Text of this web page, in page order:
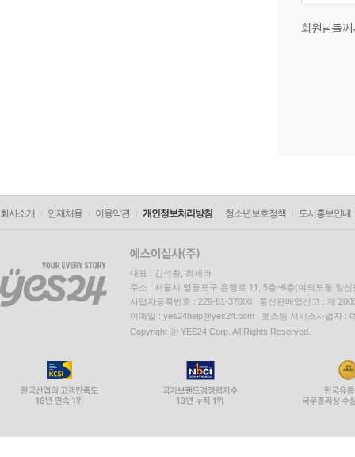
회원님들
회사소개 인재채용 이용약관 개인정보처리방침 청소년보호정책 도서홍보안내
대표 : 김석환, 최세라
주소 : 서울시 영등포구 은행로 11, 5층~6층(여의도동,일신
사업자등록번호 : 229-81-37000 통신판매업신고 : 제
이메일 : yes24help@yes24.com 호스팅 서비스사업자 :
Copyright ⓒ YES24 Corp. All Rights Reserved.